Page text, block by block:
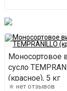
Моносортовое
сусло
(красное), 5 кг
нет отзывов